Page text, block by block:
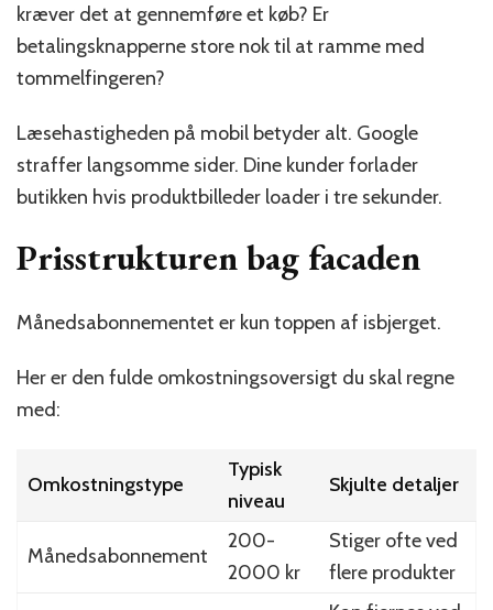
kræver det at gennemføre et køb? Er
betalingsknapperne store nok til at ramme med
tommelfingeren?
Læsehastigheden på mobil betyder alt. Google
straffer langsomme sider. Dine kunder forlader
butikken hvis produktbilleder loader i tre sekunder.
Prisstrukturen bag facaden
Månedsabonnementet er kun toppen af isbjerget.
Her er den fulde omkostningsoversigt du skal regne
med:
Omkostningstype
Typisk
niveau
Skjulte detaljer
Månedsabonnement
200-
2000 kr
Stiger ofte ved
flere produkter